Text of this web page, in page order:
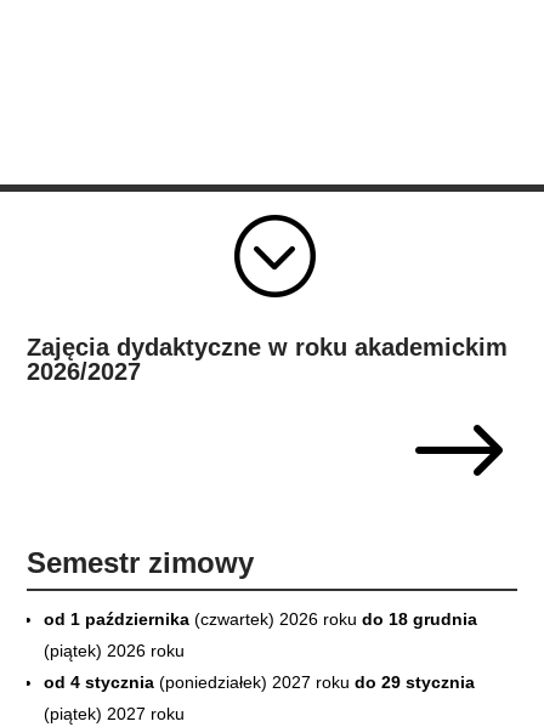
;
Zajęcia dydaktyczne w roku akademickim
2026/2027
$
Semestr zimowy
od 1 października(czwartek) 2026 rokudo 18 grudnia
(piątek) 2026 roku
od 4 stycznia(poniedziałek) 2027 rokudo 29 stycznia
(piątek) 2027 roku